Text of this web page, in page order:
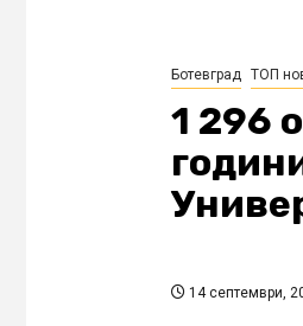
Ботевград ТОП
1 296
14 септември,